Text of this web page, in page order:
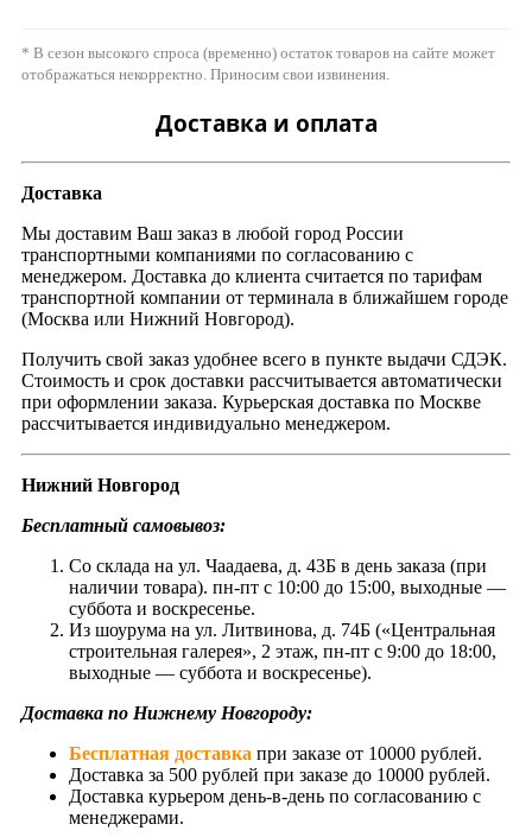
* В сезон высокого спроса (временно) остаток товаров на сайте может
отображаться некорректно. Приносим свои извинения.
Доставка и оплата
Доставка
Мы доставим Ваш заказ в любой город России
транспортными компаниями по согласованию с
менеджером. Доставка до клиента считается по тарифам
транспортной компании от терминала в ближайшем городе
(Москва или Нижний Новгород).
Получить свой заказ удобнее всего в пункте выдачи СДЭК.
Стоимость и срок доставки рассчитывается автоматически
при оформлении заказа. Курьерская доставка по Москве
рассчитывается индивидуально менеджером.
Нижний Новгород
Бесплатный самовывоз:
Со склада на ул. Чаадаева, д. 43Б в день заказа (при
наличии товара). пн-пт с 10:00 до 15:00, выходные —
суббота и воскресенье.
Из шоурума на ул. Литвинова, д. 74Б («Центральная
строительная галерея», 2 этаж, пн-пт с 9:00 до 18:00,
выходные — суббота и воскресенье).
Доставка по Нижнему Новгороду:
Бесплатная доставка при заказе от 10000 рублей.
Доставка за 500 рублей при заказе до 10000 рублей.
Доставка курьером день-в-день по согласованию с
менеджерами.